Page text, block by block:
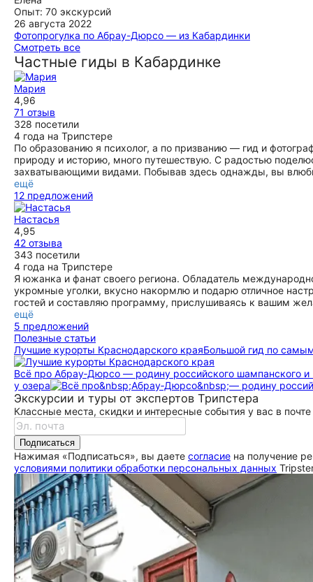
Сын сперва вообще ни на какую экскурсию не хотел (мы
были после почти трехчасовой дороги), через некоторое
время увлекся рассказом ( и конечно харизмой)
Екатерины. Елена - очень увлеченный фотограф, ищет и
находит лучшие ракурсы. Хотим снова в Кабардинку за
новыми впечатлениями и именно с Екатериной и Еленой
ещё
планировании отпускных дней обратила внимание на
экскурсию с Марией.Давно хотела посетить Абрау,но
экскурсии с большими группами не люблю Фотопрогулка с
Марией оправдала ожидание.Прогулялись по красивым
локациям,не туристическим секретным местам.Получила
отличные фото,которые меня теперь радуют.
ещё
Опыт: 70 экскурсий
26 августа 2022
Фотопрогулка по Абрау-Дюрсо — из Кабардинки
Замечательная и очень красивая экскурсия с
замечательным гидом. Однозначно советуем всем.
Впечатлений море, и время пролетело очень незаметно,
что устали поняли только дома когда уложились все
моменты
ещё
Смотреть все
Частные гиды в Кабардинке
Мария
4,96
71 отзыв
328 посетили
4 года на Трипстере
По образованию я психолог, а по призванию — гид и
природу и историю, много путешествую. С радостью
захватывающими видами. Побывав здесь однажды, вы
ещё
12 предложений
Настасья
4,95
42 отзыва
343 посетили
4 года на Трипстере
Я южанка и фанат своего региона. Обладатель
укромные уголки, вкусно накормлю и подарю отличное
гостей и составляю программу, прислушиваясь к вашим
ещё
5 предложений
Полезные статьи
Лучшие курорты Краснодарского краяБольшой гид по
Всё про Абрау‑Дюрсо — родину российского шампанского и
у озера
Экскурсии и туры от экспертов Трипстера
Классные места, скидки и интересные события у вас в почте
Подписаться
Нажимая «Подписаться», вы даете согласие на получение
условиями политики обработки персональных данных